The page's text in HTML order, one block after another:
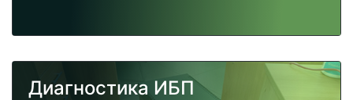
Диагностика ИБП